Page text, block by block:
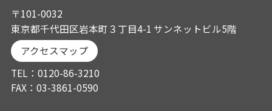
〒101-0032
東京都千代田区岩本町３丁目4-1 サンネットビル5階
アクセスマップ
TEL：0120-86-3210
FAX：03-3861-0590